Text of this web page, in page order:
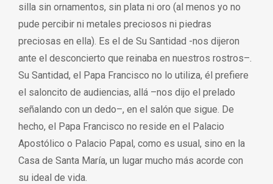
silla sin ornamentos, sin plata ni oro (al menos yo no
pude percibir ni metales preciosos ni piedras
preciosas en ella). Es el de Su Santidad -nos dijeron
ante el desconcierto que reinaba en nuestros rostros–.
Su Santidad, el Papa Francisco no lo utiliza, él prefiere
el saloncito de audiencias, allá –nos dijo el prelado
señalando con un dedo–, en el salón que sigue. De
hecho, el Papa Francisco no reside en el Palacio
Apostólico o Palacio Papal, como es usual, sino en la
Casa de Santa María, un lugar mucho más acorde con
su ideal de vida.